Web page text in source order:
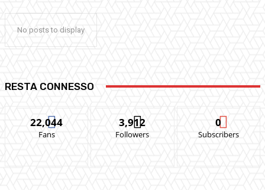
No posts to display
RESTA CONNESSO
22,044
Fans
3,912
Followers
0
Subscribers